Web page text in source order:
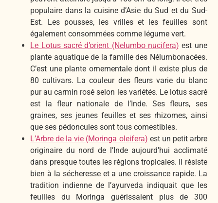
populaire dans la cuisine d’Asie du Sud et du Sud-
Est. Les pousses, les vrilles et les feuilles sont
également consommées comme légume vert.
Le Lotus sacré d’orient (Nelumbo nucifera) est une
plante aquatique de la famille des Nélumbonacées.
C’est une plante ornementale dont il existe plus de
80 cultivars. La couleur des fleurs varie du blanc
pur au carmin rosé selon les variétés. Le lotus sacré
est la fleur nationale de l’Inde. Ses fleurs, ses
graines, ses jeunes feuilles et ses rhizomes, ainsi
que ses pédoncules sont tous comestibles.
L’Arbre de la vie (Moringa oleifera) est un petit arbre
originaire du nord de l’Inde aujourd’hui acclimaté
dans presque toutes les régions tropicales. Il résiste
bien à la sécheresse et a une croissance rapide. La
tradition indienne de l’ayurveda indiquait que les
feuilles du Moringa guérissaient plus de 300